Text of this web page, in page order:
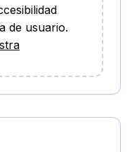
de usuario.